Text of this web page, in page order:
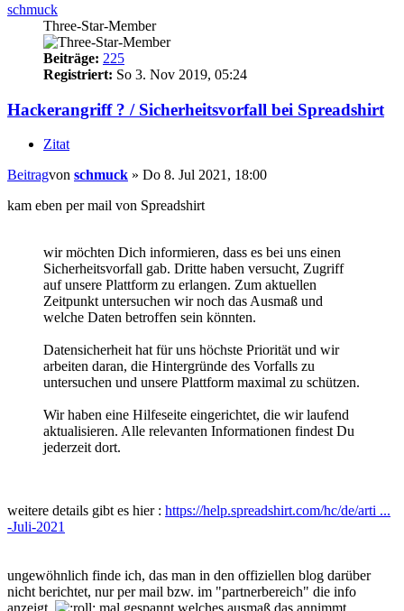
schmuck
Three-Star-Member
Beiträge: 225
Registriert: So 3. Nov 2019, 05:24
Hackerangriff ? / Sicherheitsvorfall bei Spreadshirt
Zitat
Beitragvon schmuck » Do 8. Jul 2021, 18:00
kam eben per mail von Spreadshirt
wir möchten Dich informieren, dass es bei uns einen
Sicherheitsvorfall gab. Dritte haben versucht, Zugriff
auf unsere Plattform zu erlangen. Zum aktuellen
Zeitpunkt untersuchen wir noch das Ausmaß und
welche Daten betroffen sein könnten.
Datensicherheit hat für uns höchste Priorität und wir
arbeiten daran, die Hintergründe des Vorfalls zu
untersuchen und unsere Plattform maximal zu schützen.
Wir haben eine Hilfeseite eingerichtet, die wir laufend
aktualisieren. Alle relevanten Informationen findest Du
jederzeit dort.
weitere details gibt es hier : https://help.spreadshirt.com/hc/de/arti ...
-Juli-2021
ungewöhnlich finde ich, das man in den offiziellen blog darüber
nicht berichtet, nur per mail bzw. im "partnerbereich" die info